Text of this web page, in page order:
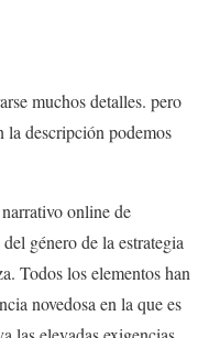
muchos detalles. pero
la descripción podemos
online de
género de la estrategia
Todos los elementos han
novedosa en la que es